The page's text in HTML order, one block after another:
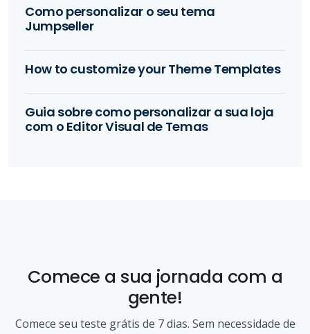
Como personalizar o seu tema
Jumpseller
How to customize your Theme Templates
Guia sobre como personalizar a sua loja
com o Editor Visual de Temas
Comece a sua jornada com a
gente!
Comece seu teste grátis de 7 dias. Sem necessidade de